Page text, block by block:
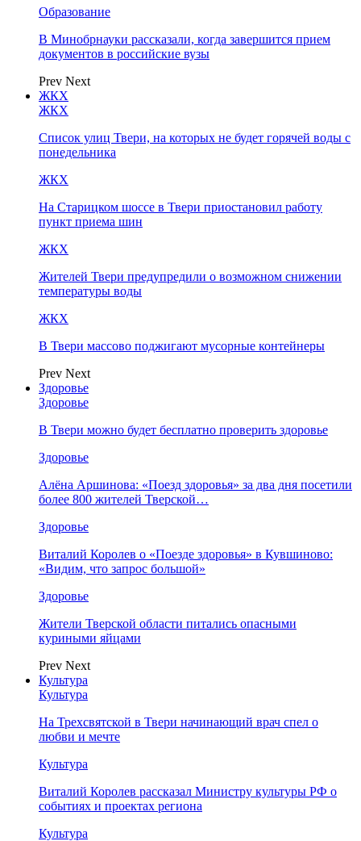
Образование
В Минобрнауки рассказали, когда завершится прием
документов в российские вузы
Prev Next
ЖКХ
ЖКХ
Список улиц Твери, на которых не будет горячей воды с
понедельника
ЖКХ
На Старицком шоссе в Твери приостановил работу
пункт приема шин
ЖКХ
Жителей Твери предупредили о возможном снижении
температуры воды
ЖКХ
В Твери массово поджигают мусорные контейнеры
Prev Next
Здоровье
Здоровье
В Твери можно будет бесплатно проверить здоровье
Здоровье
Алёна Аршинова: «Поезд здоровья» за два дня посетили
более 800 жителей Тверской…
Здоровье
Виталий Королев о «Поезде здоровья» в Кувшиново:
«Видим, что запрос большой»
Здоровье
Жители Тверской области питались опасными
куриными яйцами
Prev Next
Культура
Культура
На Трехсвятской в Твери начинающий врач спел о
любви и мечте
Культура
Виталий Королев рассказал Министру культуры РФ о
событиях и проектах региона
Культура